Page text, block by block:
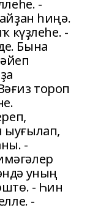
-
һиңә.
күҙлеһе. -
Бына
тороп
ыуғылап,
-
уның
- Һин
-